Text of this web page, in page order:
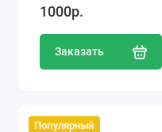
1000р.
Заказать
Популярный